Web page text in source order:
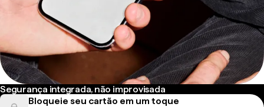
Segurança integrada, não improvisada
Bloqueie seu cartão em um toque